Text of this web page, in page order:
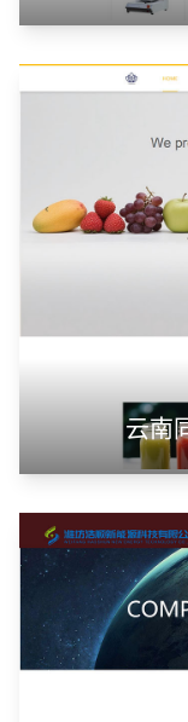
云南